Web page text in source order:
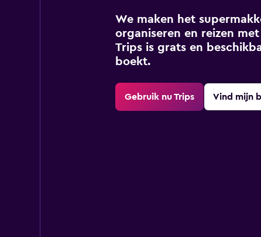
We maken het
organiseren en reizen
Trips is grats en
boekt.
Gebruik nu Trips Vind mijn